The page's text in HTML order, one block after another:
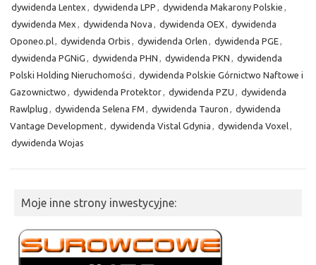
dywidenda Lentex , dywidenda LPP , dywidenda Makarony Polskie ,
dywidenda Mex , dywidenda Nova , dywidenda OEX, dywidenda
Oponeo.pl, dywidenda Orbis , dywidenda Orlen , dywidenda PGE,
dywidenda PGNiG , dywidenda PHN , dywidenda PKN , dywidenda
Polski Holding Nieruchomości , dywidenda Polskie Górnictwo Naftowe i
Gazownictwo , dywidenda Protektor, dywidenda PZU , dywidenda
Rawlplug , dywidenda Selena FM , dywidenda Tauron , dywidenda
Vantage Development, dywidenda Vistal Gdynia , dywidenda Voxel,
dywidenda Wojas
Moje inne strony inwestycyjne: